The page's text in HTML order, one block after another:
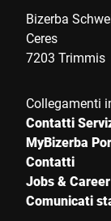
Bizerba
Ceres
7203 Trimmis
Collegamenti
Contatti
MyBizerba
Contatti
Jobs & Career
Comunicati